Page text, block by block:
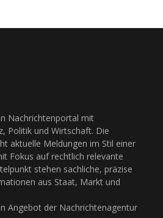
Nachrichtenportal mit
Politik und Wirtschaft. Die
aktuelle Meldungen im Stil einer
Fokus auf rechtlich relevante
stehen sachliche, präzise
aus Staat, Markt und
Angebot der Nachrichtenagentur